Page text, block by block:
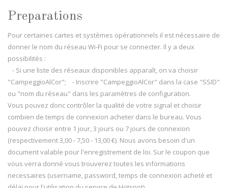
Preparations
Pour certaines cartes et systèmes opérationnels il est nécessaire de
donner le nom du réseau Wi-Fi pour se connecter. Il y a deux
possibilités :
- Si une liste des réseaux disponibles apparaît, on va choisir
"CampeggioAlCor"; - Inscrire "CampeggioAlCor" dans la case "SSID"
ou "nom du réseau" dans les paramètres de configuration.
Vous pouvez donc contrôler la qualité de votre signal et choisir
combien de temps de connexion acheter dans le bureau. Vous
pouvez choisir entre 1 jour, 3 jours ou 7 jours de connexion
(respectivement 3,00 - 7,50 - 13,00 €). Nous avons besoin d'un
document valable pour l'enregistrement de loi. Sur le coupon que
vous verra donné vous trouverez toutes les informations
necessaires (username, password, temps de connexion acheté et